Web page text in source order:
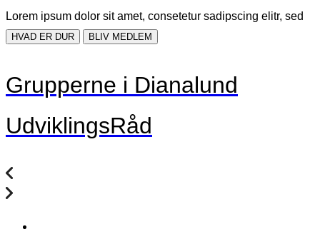
Lorem ipsum dolor sit amet, consetetur sadipscing elitr, sed
HVAD ER DUR BLIV MEDLEM
Grupperne i Dianalund
UdviklingsRåd